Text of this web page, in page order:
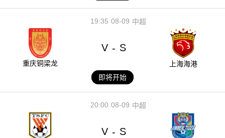
08-09
19:35 中超
重庆铜梁龙
V - S
上海海港
即将开始
08-09
20:00 中超
V - S